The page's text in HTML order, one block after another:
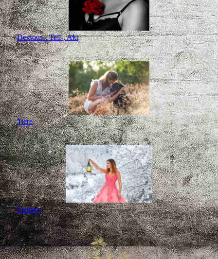
Dessous-. Teil-, Akt
Tiere
Fantasy